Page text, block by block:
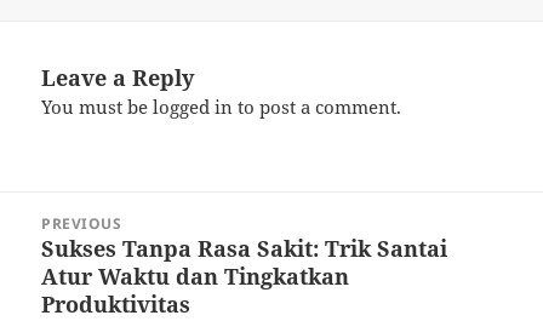
Leave a Reply
You must belogged in to post a comment.
navigation
PREVIOUS
Previous
post:
Sukses Tanpa Rasa Sakit: Trik Santai
Atur Waktu dan Tingkatkan
Produktivitas